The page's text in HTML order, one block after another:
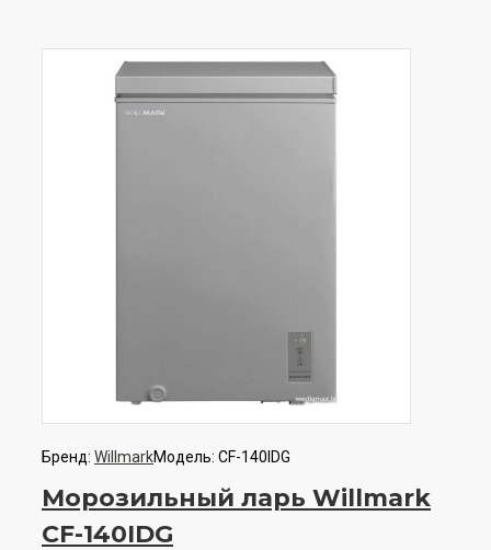
Бренд: WillmarkМодель: CF-140IDG
Морозильный ларь Willmark
CF-140IDG